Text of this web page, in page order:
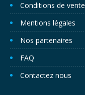
Conditions de
Mentions légales
Nos partenaires
FAQ
Contactez nous